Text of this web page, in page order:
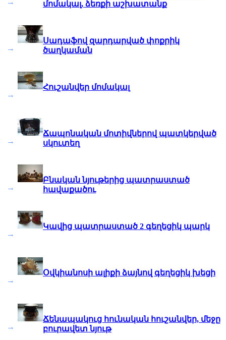
→
մոմակալ, ձեռքի աշխատանք
→
Սադաֆով զարդարված փոքրիկ
ծաղկաման
→
Հուշանվեր մոմակալ
→
Ճապոնական մոտիվներով պատկերված
սկուտեղ
→
Բնական նյութերից պատրաստած
հավաքածու
→
Կավից պատրաստած 2 գեղեցիկ պարկ
→
Օվկիանոսի ալիքի ձայնով գեղեցիկ խեցի
→
Ճենապակուց հունական հուշանվեր, մեջը
բուրավետ նյութ